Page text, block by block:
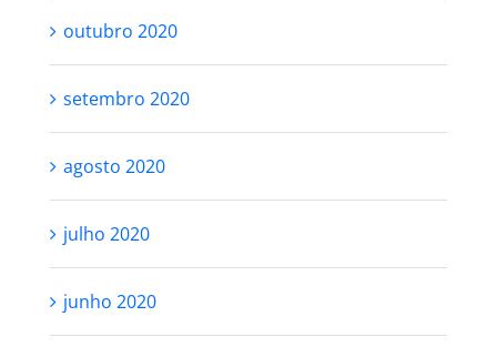
outubro 2020
setembro 2020
agosto 2020
julho 2020
junho 2020